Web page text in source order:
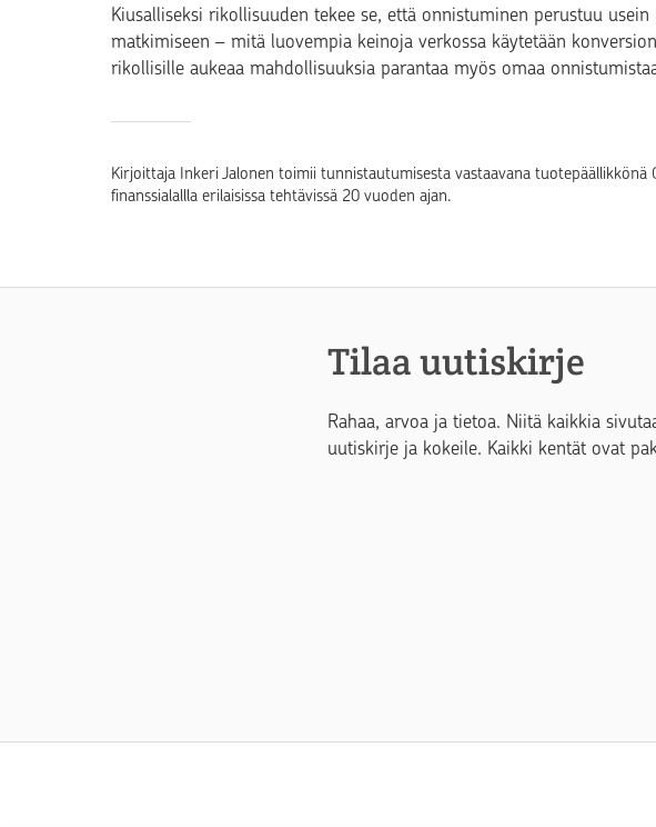
Kiusalliseksi rikollisuuden tekee se, että onnistuminen perustuu
matkimiseen – mitä luovempia keinoja verkossa käytetään
rikollisille aukeaa mahdollisuuksia parantaa myös omaa
Kirjoittaja Inkeri Jalonen toimii tunnistautumisesta vastaavana
finanssialallla erilaisissa tehtävissä 20 vuoden ajan.
Tilaa uutiskirje
Rahaa, arvoa ja tietoa. Niitä kaikkia
uutiskirje ja kokeile. Kaikki kentät ovat